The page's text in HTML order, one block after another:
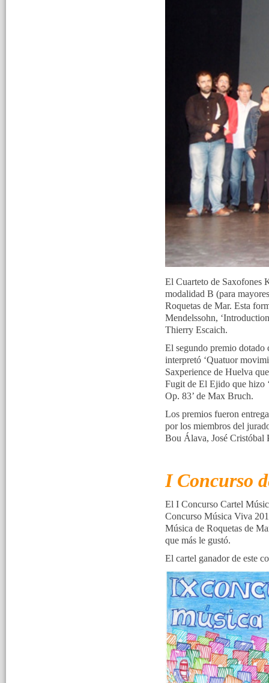
El Cuarteto de Saxofones
modalidad B (para
Roquetas de Mar. Esta
Mendelssohn,
Thierry Escaich.
El segundo premio dotado
interpretó ‘Quatuor
Saxperience de Huelva
Fugit de El Ejido que hizo
Op. 83’ de Max Bruch.
Los premios fueron
por los miembros del
Bou Álava, José Cristóbal
I Concurso
El I Concurso Cartel
Concurso Música Viva
Música de Roquetas de
que más le gustó.
El cartel ganador de este